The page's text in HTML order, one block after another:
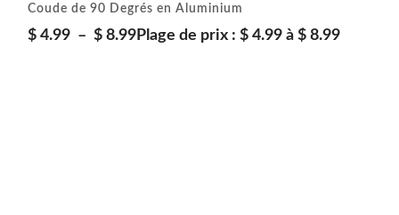
Coude de 90 Degrés en Aluminium
$ 4.99 – $ 8.99Plage de prix : $ 4.99 à $ 8.99